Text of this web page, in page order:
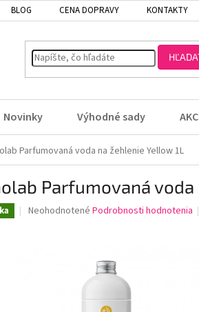
BLOG CENA DOPRAVY KONTAKTY
Novinky Výhodné sady
Parfumovaná voda na žehlenie Yellow 1L
Parfumovaná voda
Priemerné
Neohodnotené Podrobnosti hodnotenia